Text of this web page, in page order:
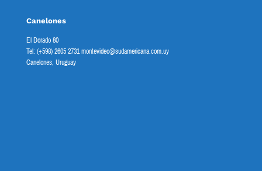
Canelones
El Dorado 80
Tel: (+598) 2605 2731 montevideo@sudamericana.com.uy
Canelones, Uruguay